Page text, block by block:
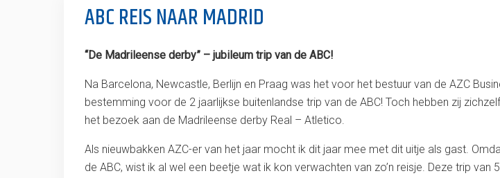
ABC REIS NAAR MADRID
“De Madrileense derby” – jubileum trip van de ABC!
Na Barcelona, Newcastle, Berlijn en Praag was het voor het bestuur van de AZC
bestemming voor de 2 jaarlijkse buitenlandse trip van de ABC! Toch hebben zij
het bezoek aan de Madrileense derby Real – Atletico.
Als nieuwbakken AZC-er van het jaar mocht ik dit jaar mee met dit uitje als gast.
de ABC, wist ik al wel een beetje wat ik kon verwachten van zo’n reisje. Deze trip